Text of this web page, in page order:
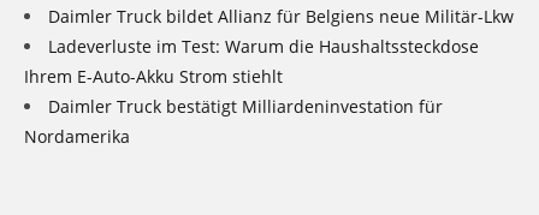
Daimler Truck bildet Allianz für Belgiens neue Militär-Lkw
Ladeverluste im Test: Warum die Haushaltssteckdose
Ihrem E-Auto-Akku Strom stiehlt
Daimler Truck bestätigt Milliardeninvestation für
Nordamerika